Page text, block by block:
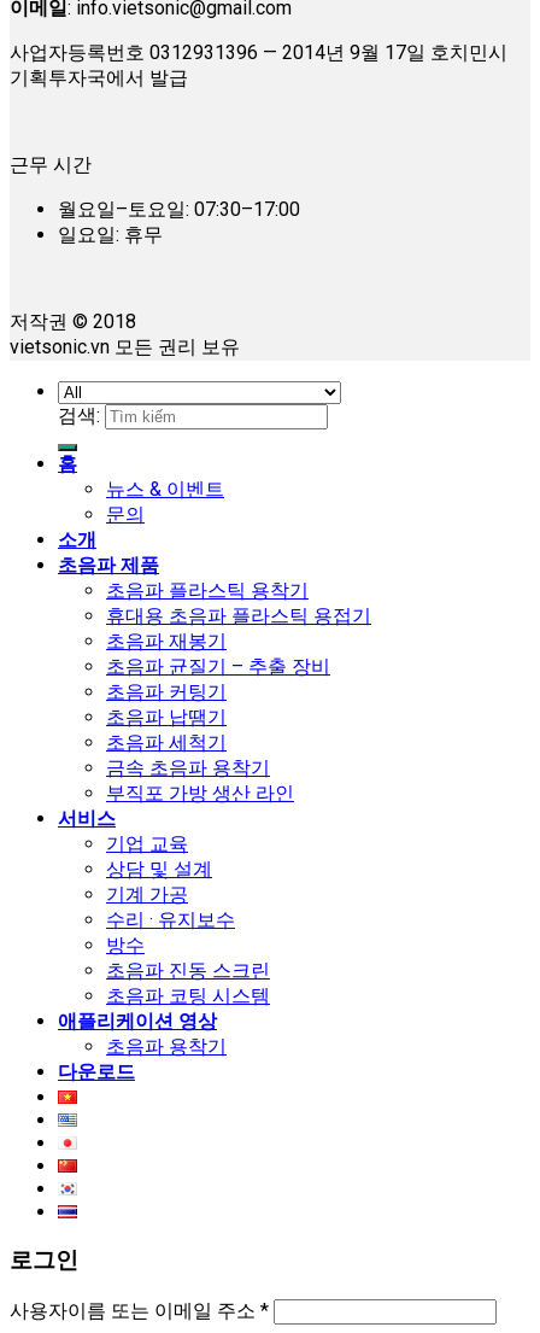
이메일: info.vietsonic@gmail.com
사업자등록번호 0312931396 — 2014년 9월 17일 호치민시
기획투자국에서 발급
근무 시간
월요일–토요일: 07:30–17:00
일요일: 휴무
저작권 © 2018
vietsonic.vn 모든 권리 보유
검색:
홈
뉴스 & 이벤트
문의
소개
초음파 제품
초음파 플라스틱 용착기
휴대용 초음파 플라스틱 용접기
초음파 재봉기
초음파 균질기 – 추출 장비
초음파 커팅기
초음파 납땜기
초음파 세척기
금속 초음파 용착기
부직포 가방 생산 라인
서비스
기업 교육
상담 및 설계
기계 가공
수리 · 유지보수
방수
초음파 진동 스크린
초음파 코팅 시스템
애플리케이션 영상
초음파 용착기
다운로드
로그인
사용자이름 또는 이메일 주소 *